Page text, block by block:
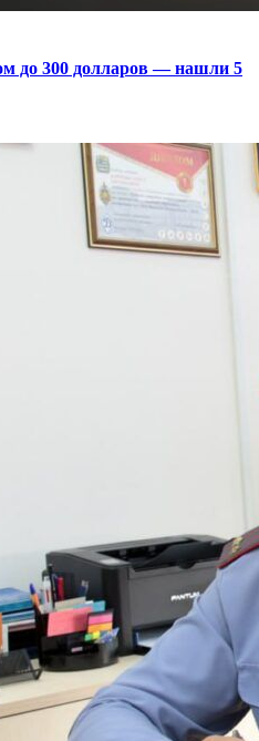
до 300 долларов — нашли 5